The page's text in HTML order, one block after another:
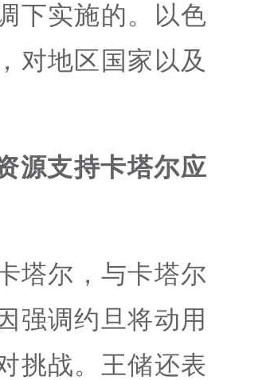
下实施的。以色
对地区国家以及
源支持卡塔尔应
塔尔，与卡塔尔
强调约旦将动用
挑战。王储还表